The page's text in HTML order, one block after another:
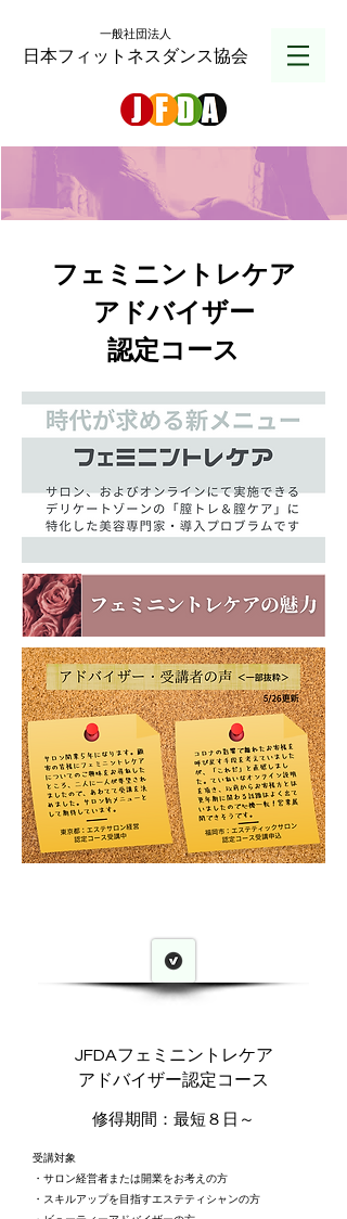
一般社団法人
日本フィットネスダンス協会
フェミニントレケア
アドバイザー
認定コース
JFDAフェミニントレケア
​アドバイザー認定コース
修得期間：最短８日～
受講対象
・サロン経営者または開業をお考えの方
・スキルアップを目指すエステティシャンの方